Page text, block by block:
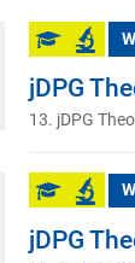
jDPG
13. jDPG
jDPG